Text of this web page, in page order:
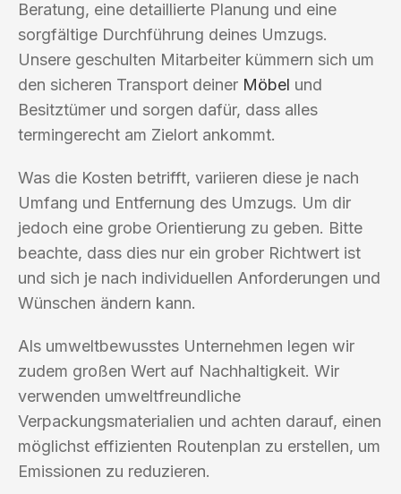
Beratung, eine detaillierte Planung und eine
sorgfältige Durchführung deines Umzugs.
Unsere geschulten Mitarbeiter kümmern sich um
den sicheren Transport deiner Möbel und
Besitztümer und sorgen dafür, dass alles
termingerecht am Zielort ankommt.
Was die Kosten betrifft, variieren diese je nach
Umfang und Entfernung des Umzugs. Um dir
jedoch eine grobe Orientierung zu geben. Bitte
beachte, dass dies nur ein grober Richtwert ist
und sich je nach individuellen Anforderungen und
Wünschen ändern kann.
Als umweltbewusstes Unternehmen legen wir
zudem großen Wert auf Nachhaltigkeit. Wir
verwenden umweltfreundliche
Verpackungsmaterialien und achten darauf, einen
möglichst effizienten Routenplan zu erstellen, um
Emissionen zu reduzieren.